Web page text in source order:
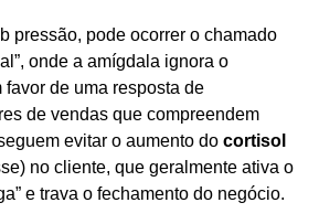
pressão, pode ocorrer o chamado
onde a amígdala ignora o
de uma resposta de
de vendas que compreendem
evitar o aumento do cortisol
no cliente, que geralmente ativa o
e trava o fechamento do negócio.